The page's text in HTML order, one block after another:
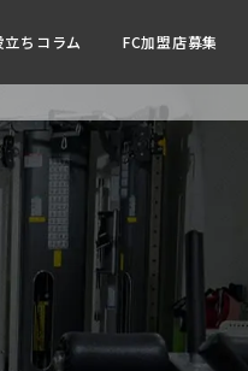
立ちコラム FC加盟店募集